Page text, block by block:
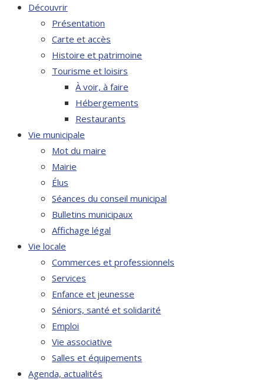
Découvrir
Présentation
Carte et accès
Histoire et patrimoine
Tourisme et loisirs
À voir, à faire
Hébergements
Restaurants
Vie municipale
Mot du maire
Mairie
Élus
Séances du conseil municipal
Bulletins municipaux
Affichage légal
Vie locale
Commerces et professionnels
Services
Enfance et jeunesse
Séniors, santé et solidarité
Emploi
Vie associative
Salles et équipements
Agenda, actualités